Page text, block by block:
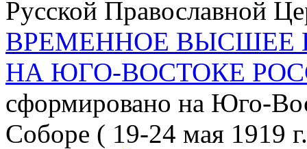
Русской Православной
ВРЕМЕННОЕ ВЫСШЕЕ
НА ЮГО-ВОСТОКЕ
сформировано на Юго-
Соборе ( 19-24 мая 1919